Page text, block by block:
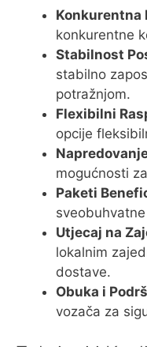
Konkurentna
konkurentne
Stabilnost
stabilno
potražnjom.
Flexibilni
opcije
mogućnosti
Paketi
Utjecaj na
lokalnim
dostave.
Obuka i
vozača za